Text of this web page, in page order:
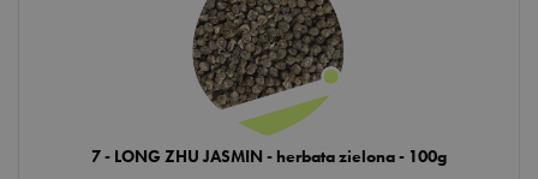
7 - LONG ZHU JASMIN - herbata zielona - 100g